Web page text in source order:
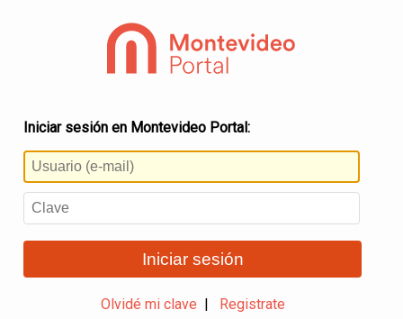
Iniciar sesión en Montevideo Portal:
Iniciar sesión
Olvidé mi clave Registrate